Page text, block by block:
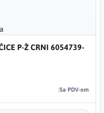
P-Ž CRNI 6054739-
Sa PDV-om